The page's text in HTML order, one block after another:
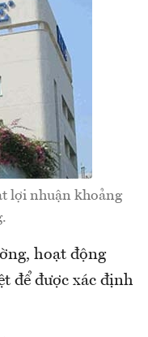
lợi nhuận khoảng
hoạt động
để được xác định